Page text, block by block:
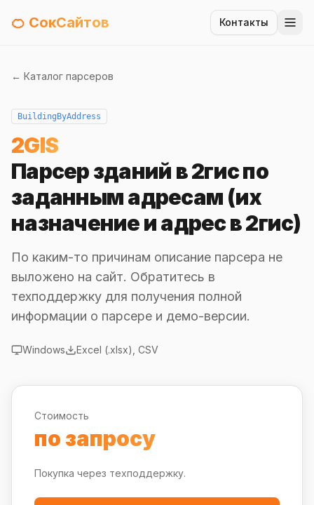
🍊 СокСайтов Контакты
← Каталог парсеров
BuildingByAddress
2GIS
Парсер зданий в 2гис по
заданным адресам (их
назначение и адрес в 2гис)
По каким-то причинам описание парсера не
выложено на сайт. Обратитесь в
техподдержку для получения полной
информации о парсере и демо-версии.
Windows Excel (.xlsx), CSV
Стоимость
по запросу
Покупка через техподдержку.